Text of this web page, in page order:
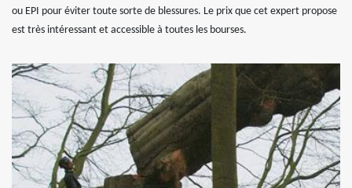
ou EPI pour éviter toute sorte de blessures. Le prix que cet expert propose
est très intéressant et accessible à toutes les bourses.